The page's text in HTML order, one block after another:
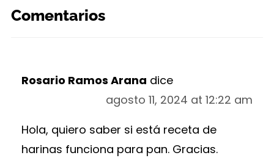
Comentarios
Rosario Ramos Arana dice
agosto 11, 2024 at 12:22 am
Hola, quiero saber si está receta de
harinas funciona para pan. Gracias.